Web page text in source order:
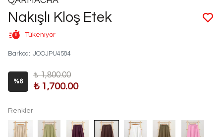
Nakışlı Kloş Etek
Tükeniyor
Barkod : JOOJPU4584
%6
₺ 1,800.00
₺ 1,700.00
Renkler